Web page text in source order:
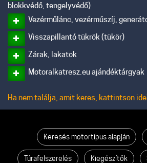
blokkvédő, tengelyvédő)
Vezérműlánc, vezérműszíj,
Visszapillantó tükrök (tükör)
Zárak, lakatok
Motoralkatresz.eu ajándéktárgyak
Ha nem találja, amit keres, kattintson
Keresés motortípus alapján
Túrafelszerelés Kiegészítők